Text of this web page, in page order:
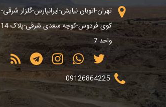
تهران-اتوبان نیایش-ایرانپارس-گلزار شرقی-
کوی فردوس-کوچه سعدی شرقی-پلاک 14
واحد 7
09126864225